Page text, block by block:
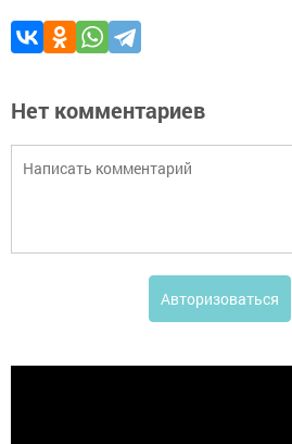
Нет комментариев
Авторизоваться